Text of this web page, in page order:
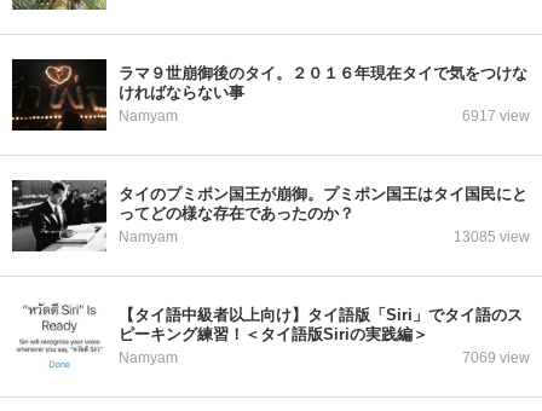
ラマ９世崩御後のタイ。２０１６年現在タイで気をつけな
ければならない事
Namyam 6917 view
タイのプミポン国王が崩御。プミポン国王はタイ国民にと
ってどの様な存在であったのか？
Namyam 13085 view
【タイ語中級者以上向け】タイ語版「Siri」でタイ語のス
ピーキング練習！＜タイ語版Siriの実践編＞
Namyam 7069 view